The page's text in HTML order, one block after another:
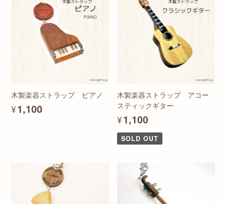
木製楽器ストラップ ピアノ
¥1,100
木製楽器ストラップ アコー
スティックギター
¥1,100
SOLD OUT